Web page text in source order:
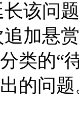
该问
加悬
类的“
的问题